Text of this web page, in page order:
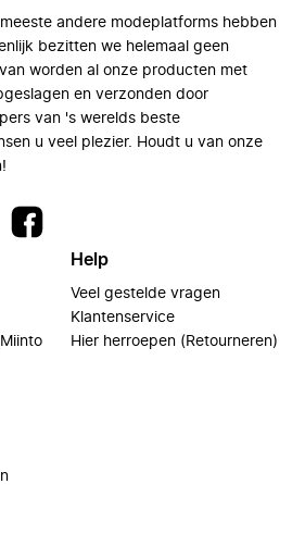
andere modeplatforms hebben
bezitten we helemaal geen
worden al onze producten met
en verzonden door
van 's werelds beste
u veel plezier. Houdt u van onze
Help
Veel gestelde vragen
Klantenservice
Hier herroepen (Retourneren)